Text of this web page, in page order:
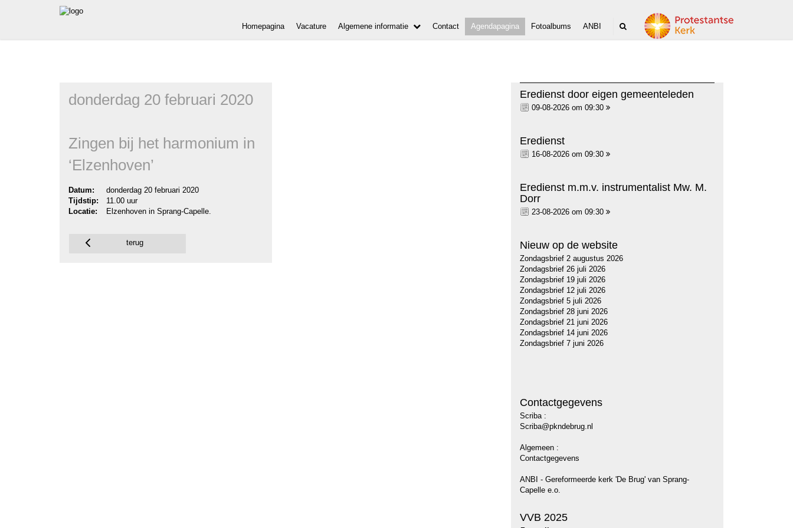
Homepagina Vacature Algemene informatie Contact Agendapagina Fotoalbums ANBI
donderdag 20 februari 2020
Zingen bij het harmonium in
‘Elzenhoven’
Datum:
donderdag 20 februari 2020
Tijdstip:
11.00 uur
Locatie:
Elzenhoven in Sprang-Capelle.
terug
Eredienst door eigen gemeenteleden
09-08-2026 om 09:30
Eredienst
16-08-2026 om 09:30
Eredienst m.m.v. instrumentalist Mw. M.
Dorr
23-08-2026 om 09:30
Nieuw op de website
Zondagsbrief 2 augustus 2026
Zondagsbrief 26 juli 2026
Zondagsbrief 19 juli 2026
Zondagsbrief 12 juli 2026
Zondagsbrief 5 juli 2026
Zondagsbrief 28 juni 2026
Zondagsbrief 21 juni 2026
Zondagsbrief 14 juni 2026
Zondagsbrief 7 juni 2026
Contactgegevens
Scriba :
Scriba@pkndebrug.nl
Algemeen :
Contactgegevens
ANBI - Gereformeerde kerk 'De Brug' van Sprang-
Capelle e.o.
VVB 2025